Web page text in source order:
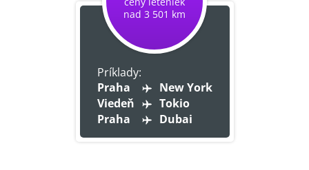
nad 3 501 km
Príklady:
Praha
New York
Viedeň
Tokio
Praha
Dubai